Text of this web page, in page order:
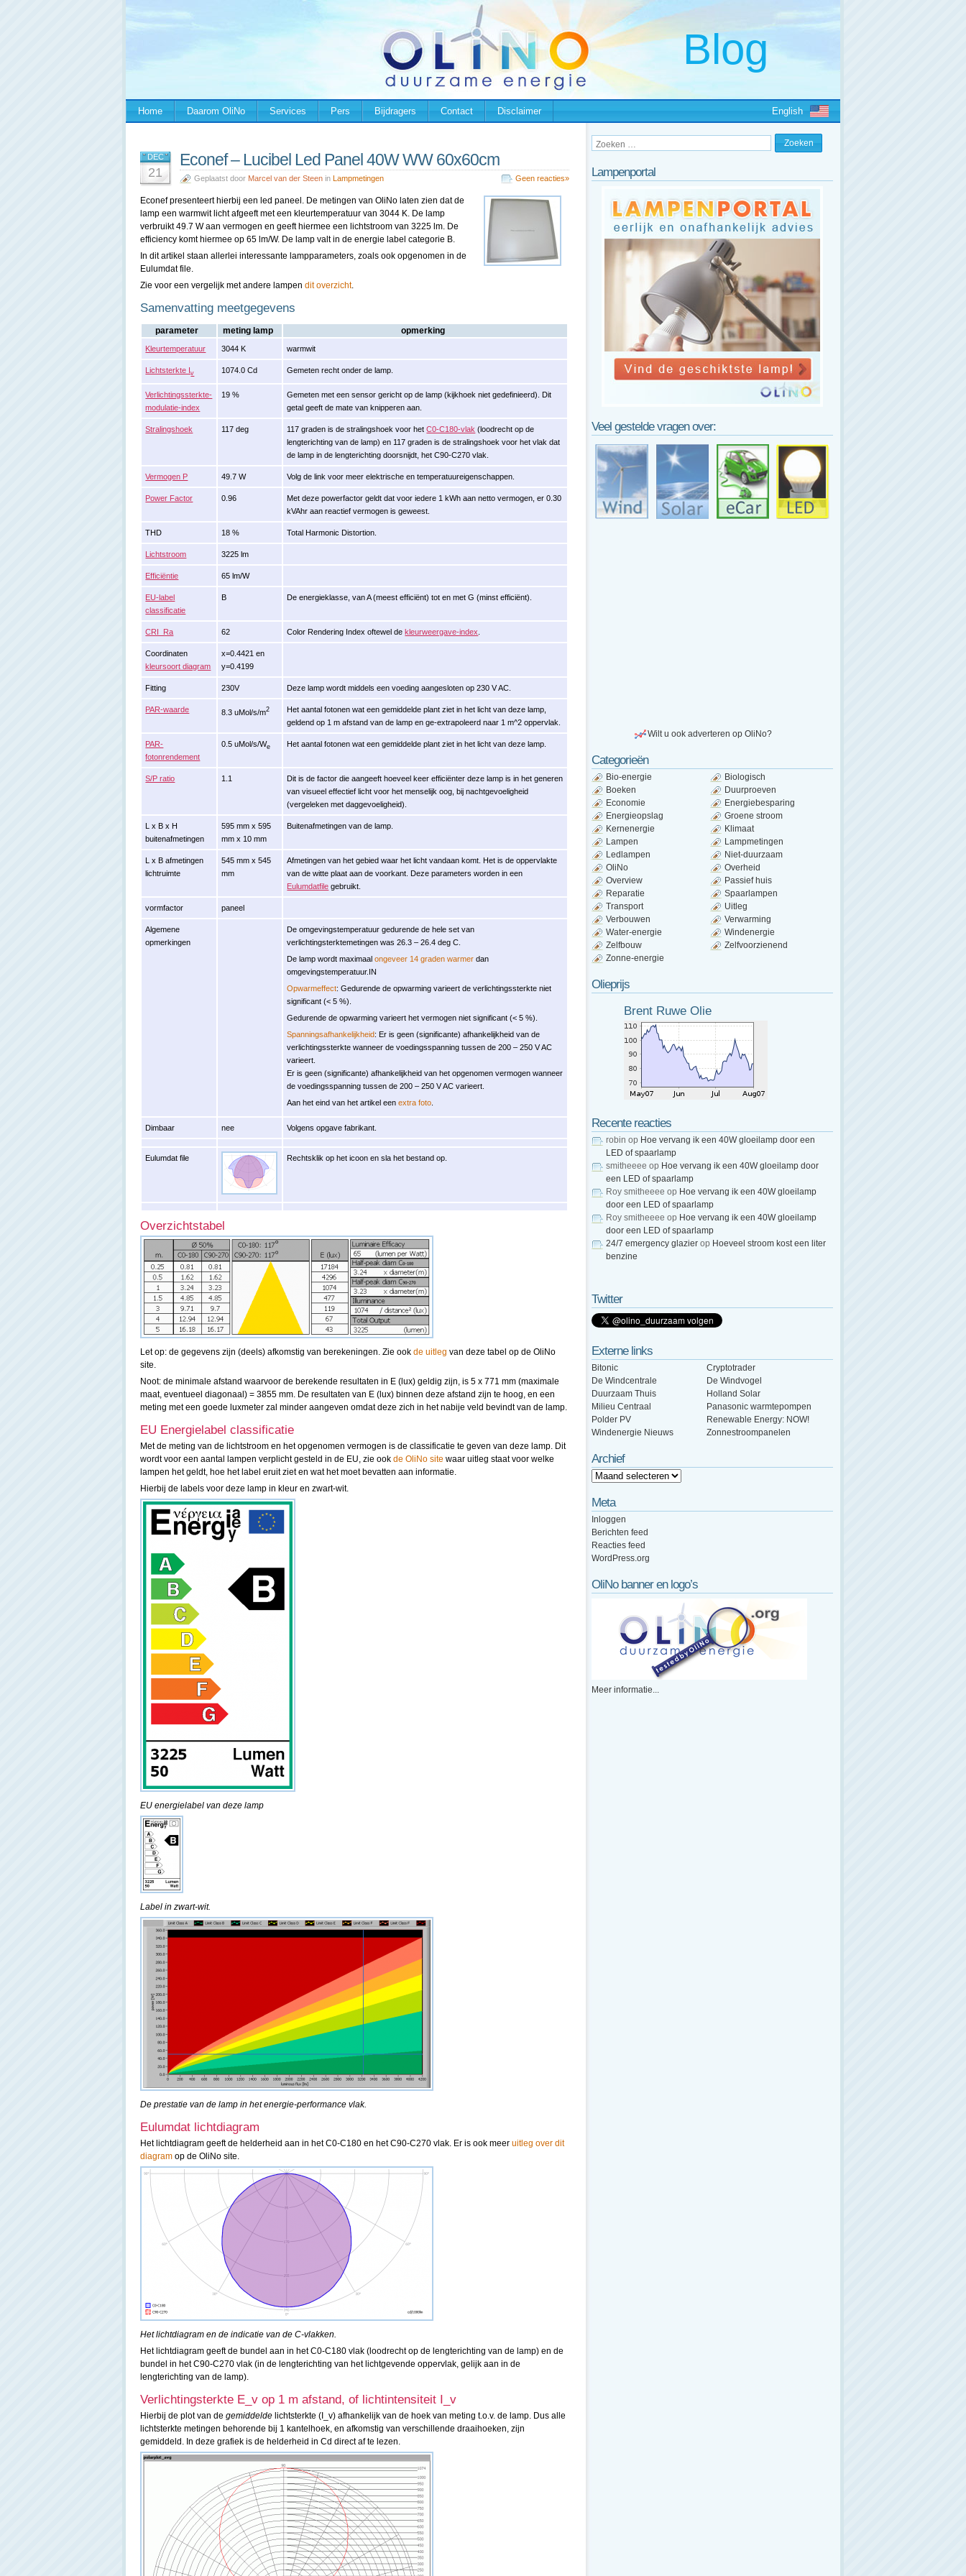
Home Daarom OliNo Services Pers Bijdragers Contact Disclaimer English
DEC
21
Econef – Lucibel Led Panel 40W WW 60x60cm
Geplaatst door Marcel van der Steen in Lampmetingen Geen reacties»
Econef presenteert hierbij een led paneel. De metingen van OliNo laten zien dat de
lamp een warmwit licht afgeeft met een kleurtemperatuur van 3044 K. De lamp
verbruikt 49.7 W aan vermogen en geeft hiermee een lichtstroom van 3225 lm. De
efficiency komt hiermee op 65 lm/W. De lamp valt in de energie label categorie B.
In dit artikel staan allerlei interessante lampparameters, zoals ook opgenomen in de
Eulumdat file.
Zie voor een vergelijk met andere lampen dit overzicht.
Samenvatting meetgegevens
parameter meting lamp opmerking
Kleurtemperatuur 3044 K warmwit
Lichtsterkte Iv 1074.0 Cd Gemeten recht onder de lamp.
Verlichtingssterkte-
modulatie-index
19 %
Gemeten met een sensor gericht op de lamp (kijkhoek niet gedefinieerd). Dit
getal geeft de mate van knipperen aan.
Stralingshoek 117 deg 117 graden is de stralingshoek voor hetC0-C180-vlak (loodrecht op de
lengterichting van de lamp) en 117 graden is de stralingshoek voor het vlak dat
de lamp in de lengterichting doorsnijdt, het C90-C270 vlak.
Vermogen P 49.7 W Volg de link voor meer elektrische en temperatuureigenschappen.
Power Factor 0.96
Met deze powerfactor geldt dat voor iedere 1 kWh aan netto vermogen, er 0.30
kVAhr aan reactief vermogen is geweest.
THD 18 % Total Harmonic Distortion.
Lichtstroom 3225 lm
Efficiëntie 65 lm/W
EU-label
classificatie
B De energieklasse, van A (meest efficiënt) tot en met G (minst efficiënt).
CRI_Ra 62 Color Rendering Index oftewel dekleurweergave-index
Coordinaten
kleursoort diagram
x=0.4421 en
y=0.4199
Fitting 230V Deze lamp wordt middels een voeding aangesloten op 230 V AC.
PAR-waarde 8.3 uMol/s/m2
Het aantal fotonen wat een gemiddelde plant ziet in het licht van deze lamp,
geldend op 1 m afstand van de lamp en ge-extrapoleerd naar 1 m^2 oppervlak.
PAR-
fotonrendement
0.5 uMol/s/We Het aantal fotonen wat een gemiddelde plant ziet in het licht van deze lamp.
S/P ratio 1.1
Dit is de factor die aangeeft hoeveel keer efficiënter deze lamp is in het generen
van visueel effectief licht voor het menselijk oog, bij nachtgevoeligheid
(vergeleken met daggevoeligheid).
L x B x H
buitenafmetingen
595 mm x 595
mm x 10 mm
Buitenafmetingen van de lamp.
L x B afmetingen
lichtruimte
545 mm x 545
mm
Afmetingen van het gebied waar het licht vandaan komt. Het is de oppervlakte
van de witte plaat aan de voorkant. Deze parameters worden in een
Eulumdatfile gebruikt.
vormfactor paneel
Algemene
opmerkingen
De omgevingstemperatuur gedurende de hele set van
verlichtingsterktemetingen was 26.3 – 26.4 deg C.
De lamp wordt maximaalongeveer 14 graden warmer dan
omgevingstemperatuur.IN
Opwarmeffect: Gedurende de opwarming varieert de verlichtingssterkte niet
significant (< 5 %).
Gedurende de opwarming varieert het vermogen niet significant (< 5 %).
Spanningsafhankelijkheid: Er is geen (significante) afhankelijkheid van de
verlichtingssterkte wanneer de voedingsspanning tussen de 200 – 250 V AC
varieert.
Er is geen (significante) afhankelijkheid van het opgenomen vermogen wanneer
de voedingsspanning tussen de 200 – 250 V AC varieert.
Aan het eind van het artikel eenextra foto
Dimbaar nee Volgens opgave fabrikant.
Eulumdat file Rechtsklik op het icoon en sla het bestand op.
Overzichtstabel
Let op: de gegevens zijn (deels) afkomstig van berekeningen. Zie ook de uitleg van deze tabel op de OliNo
site.
Noot: de minimale afstand waarvoor de berekende resultaten in E (lux) geldig zijn, is 5 x 771 mm (maximale
maat, eventueel diagonaal) = 3855 mm. De resultaten van E (lux) binnen deze afstand zijn te hoog, en een
meting met een goede luxmeter zal minder aangeven omdat deze zich in het nabije veld bevindt van de lamp.
EU Energielabel classificatie
Met de meting van de lichtstroom en het opgenomen vermogen is de classificatie te geven van deze lamp. Dit
wordt voor een aantal lampen verplicht gesteld in de EU, zie ook de OliNo site waar uitleg staat voor welke
lampen het geldt, hoe het label eruit ziet en wat het moet bevatten aan informatie.
Hierbij de labels voor deze lamp in kleur en zwart-wit.
EU energielabel van deze lamp
Label in zwart-wit.
De prestatie van de lamp in het energie-performance vlak.
Eulumdat lichtdiagram
Het lichtdiagram geeft de helderheid aan in het C0-C180 en het C90-C270 vlak. Er is ook meer uitleg over dit
diagram op de OliNo site.
Het lichtdiagram en de indicatie van de C-vlakken.
Het lichtdiagram geeft de bundel aan in het C0-C180 vlak (loodrecht op de lengterichting van de lamp) en de
bundel in het C90-C270 vlak (in de lengterichting van het lichtgevende oppervlak, gelijk aan in de
lengterichting van de lamp).
Verlichtingsterkte E_v op 1 m afstand, of lichtintensiteit I_v
Hierbij de plot van de gemiddelde lichtsterkte (I_v) afhankelijk van de hoek van meting t.o.v. de lamp. Dus alle
lichtsterkte metingen behorende bij 1 kantelhoek, en afkomstig van verschillende draaihoeken, zijn
gemiddeld. In deze grafiek is de helderheid in Cd direct af te lezen.
Lampenportal
Veel gestelde vragen over:
Wilt u ook adverteren op OliNo?
Categorieën
Bio-energie
Biologisch
Boeken
Duurproeven
Economie
Energiebesparing
Energieopslag
Groene stroom
Kernenergie
Klimaat
Lampen
Lampmetingen
Ledlampen
Niet-duurzaam
OliNo
Overheid
Overview
Passief huis
Reparatie
Spaarlampen
Transport
Uitleg
Verbouwen
Verwarming
Water-energie
Windenergie
Zelfbouw
Zelfvoorzienend
Zonne-energie
Olieprijs
Brent Ruwe Olie
Recente reacties
robin op Hoe vervang ik een 40W gloeilamp door een
LED of spaarlamp
smitheeee op Hoe vervang ik een 40W gloeilamp door
een LED of spaarlamp
Roy smitheeee op Hoe vervang ik een 40W gloeilamp
door een LED of spaarlamp
Roy smitheeee op Hoe vervang ik een 40W gloeilamp
door een LED of spaarlamp
24/7 emergency glazier op Hoeveel stroom kost een liter
benzine
Twitter
Externe links
Bitonic
Cryptotrader
De Windcentrale
De Windvogel
Duurzaam Thuis
Holland Solar
Milieu Centraal
Panasonic warmtepompen
Polder PV
Renewable Energy: NOW!
Windenergie Nieuws
Zonnestroompanelen
Archief
Meta
Inloggen
Berichten feed
Reacties feed
WordPress.org
OliNo banner en logo’s
Meer informatie...